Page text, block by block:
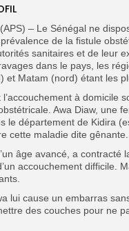
– Le Sénégal ne
de la fistule
sanitaires et de leur
dans le pays, les
et Matam (nord) étant les
à domicile
Awa Diaw, une
le département de Kidira
cette maladie dite gênante.
âge avancé, a contracté
accouchement difficile.
lui cause un embarras
des couches pour ne